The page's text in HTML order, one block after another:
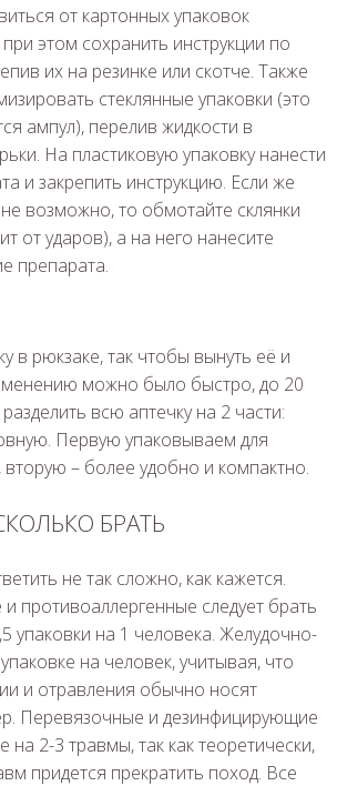
от картонных упаковок
этом сохранить инструкции по
их на резинке или скотче. Также
стеклянные упаковки (это
ампул), перелив жидкости в
На пластиковую упаковку нанести
и закрепить инструкцию. Если же
возможно, то обмотайте склянки
от ударов), а на него нанесите
препарата.
в рюкзаке, так чтобы вынуть её и
можно было быстро, до 20
всю аптечку на 2 части:
Первую упаковываем для
вторую – более удобно и компактно.
БРАТЬ
не так сложно, как кажется.
противоаллергенные следует брать
упаковки на 1 человека. Желудочно-
на человек, учитывая, что
и отравления обычно носят
Перевязочные и дезинфицирующие
на 2-3 травмы, так как теоретически,
придется прекратить поход. Все